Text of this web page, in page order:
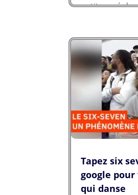
petit carré de
Tapez six
google
qui danse